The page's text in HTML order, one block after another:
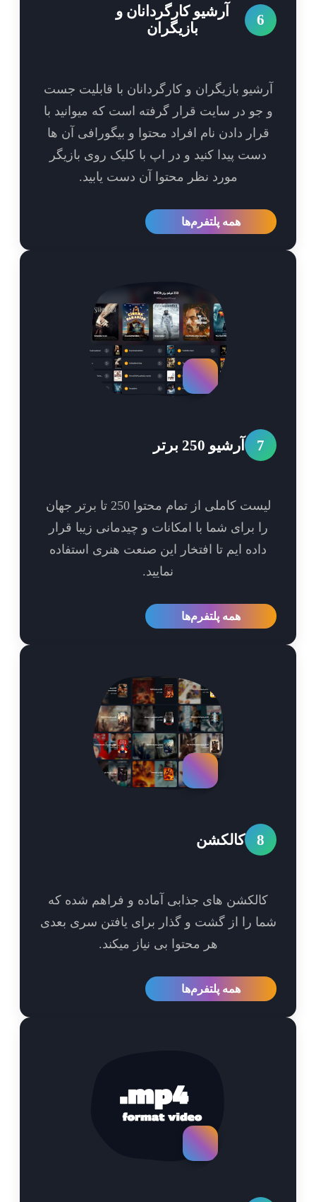
آرشیو کارگردانان و
بازیگران
بازیگران و کارگردانان با قابلیت جست
در سایت قرار گرفته است که میوانید با
دادن نام افراد محتوا و بیگورافی آن ها
پیدا کنید و در اپ با کلیک روی بازیگر
مورد نظر محتوا آن دست یابید.
همه پلتفرم‌ها
آرشیو 250 برتر
لیست کاملی از تمام محتوا 250 تا برتر جهان
برای شما با امکانات و چیدمانی زیبا قرار
ایم تا افتخار این صنعت هنری استفاده
همه پلتفرم‌ها
کالکشن
های جذابی آماده و فراهم شده که
را از گشت و گذار برای یافتن سری بعدی
هر محتوا بی نیاز میکند.
همه پلتفرم‌ها